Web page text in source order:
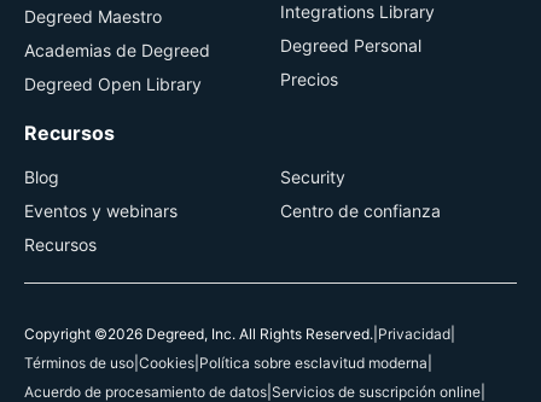
Degreed Maestro
Academias de Degreed
Degreed Open Library
Integrations Library
Degreed Personal
Precios
Recursos
Blog
Eventos y webinars
Recursos
Security
Centro de confianza
Copyright ©2026 Degreed, Inc. All Rights Reserved. Privacidad
Términos de uso Cookies Política sobre esclavitud moderna
Acuerdo de procesamiento de datos Servicios de suscripción online